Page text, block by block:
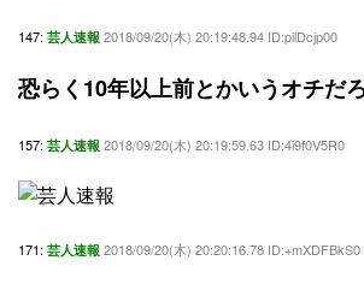
147: 芸人速報 2018/09/20(木) 20:19:48.94 ID:pilDcjp00
恐らく10年以上前とかいうオチだ
157: 芸人速報 2018/09/20(木) 20:19:59.63 ID:4i9f0V5R0
171: 芸人速報 2018/09/20(木) 20:20:16.78 ID:+mXDFBkS0